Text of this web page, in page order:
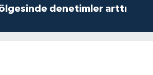
denetimler arttı